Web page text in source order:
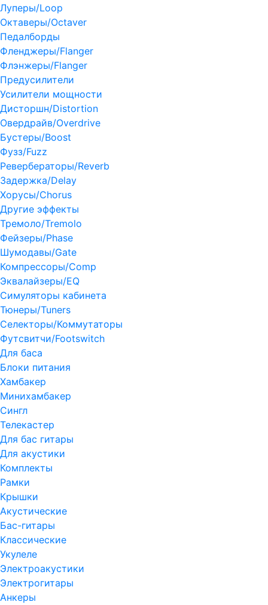
Луперы/Loop
Октаверы/Octaver
Педалборды
Фленджеры/Flanger
Флэнжеры/Flanger
Предусилители
Усилители мощности
Дисторшн/Distortion
Овердрайв/Overdrive
Бустеры/Boost
Фузз/Fuzz
Ревербераторы/Reverb
Задержка/Delay
Хорусы/Chorus
Другие эффекты
Тремоло/Tremolo
Фейзеры/Phase
Шумодавы/Gate
Компрессоры/Comp
Эквалайзеры/EQ
Симуляторы кабинета
Тюнеры/Tuners
Селекторы/Коммутаторы
Футсвитчи/Footswitch
Для баса
Блоки питания
Хамбакер
Минихамбакер
Сингл
Телекастер
Для бас гитары
Для акустики
Комплекты
Рамки
Крышки
Акустические
Бас-гитары
Классические
Укулеле
Электроакустики
Электрогитары
Анкеры